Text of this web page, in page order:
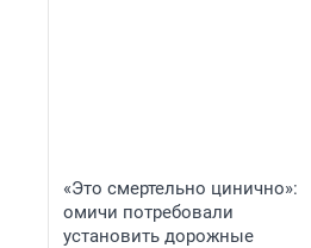
«Это смертельно цинично»:
омичи потребовали
установить дорожные